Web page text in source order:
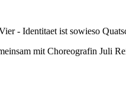
- Identitaet ist sowieso
mit Choreografin Juli